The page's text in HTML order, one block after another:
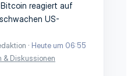
reagiert auf
US-
Heute um 06:55
& Diskussionen